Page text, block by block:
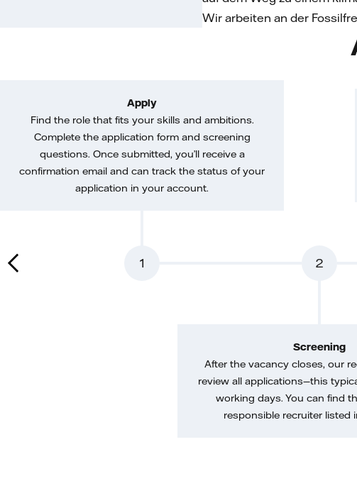
Wir arbeiten an der
1
Apply
Find the role that fits your skills and ambitions.
Complete the application form and screening
questions. Once submitted, you’ll receive a
confirmation email and can track the status of your
application in your account.
2
Screening
After the vacancy closes, our
review all applications—this
working days. You can find
responsible recruiter listed